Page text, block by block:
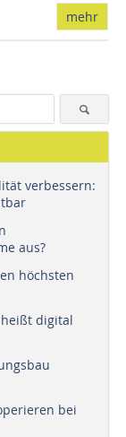
mehr
verbessern:
aus?
höchsten
digital
bei